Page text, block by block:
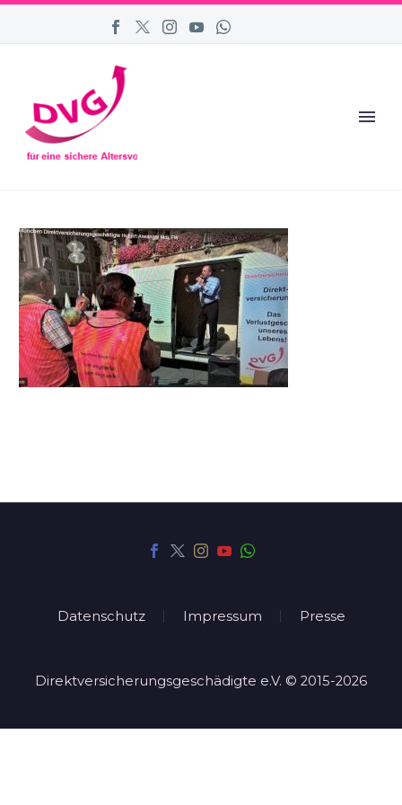
Datenschutz Impressum Presse
Direktversicherungsgeschädigte e.V. © 2015-2026